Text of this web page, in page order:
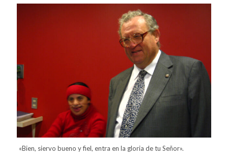
«Bien, siervo bueno y fiel, entra en la gloria de tu Señor».